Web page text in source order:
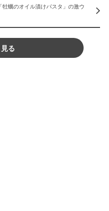
蠣のオイル漬けパスタ」の激ウ
る